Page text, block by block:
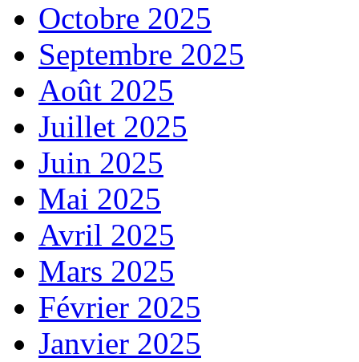
Octobre 2025
Septembre 2025
Août 2025
Juillet 2025
Juin 2025
Mai 2025
Avril 2025
Mars 2025
Février 2025
Janvier 2025